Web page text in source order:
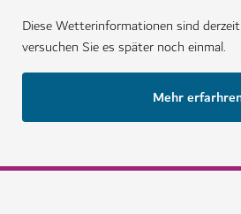
Diese Wetterinformationen sind
versuchen Sie es später noch einmal.
Mehr